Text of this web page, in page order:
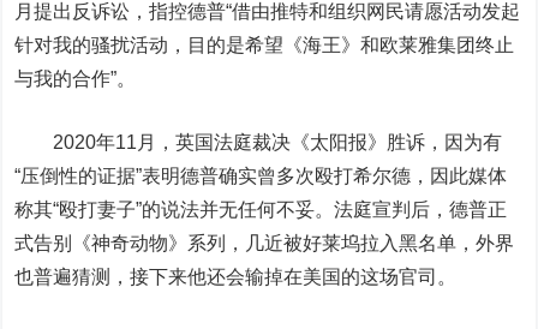
月提出反诉讼，指控德普“借由推特和组织网民请愿活动发起
针对我的骚扰活动，目的是希望《海王》和欧莱雅集团终止
与我的合作”。
2020年11月，英国法庭裁决《太阳报》胜诉，因为有
“压倒性的证据”表明德普确实曾多次殴打希尔德，因此媒体
称其“殴打妻子”的说法并无任何不妥。法庭宣判后，德普正
式告别《神奇动物》系列，几近被好莱坞拉入黑名单，外界
也普遍猜测，接下来他还会输掉在美国的这场官司。